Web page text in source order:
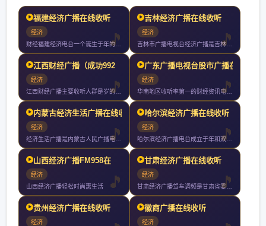
福建经济广播在线收听
经济
财经福建经济电台一个诞生于年的广播品牌拥有超过年的品牌积累他
吉林经济广播在线收听
经济
吉林市广播电视台经济广播是吉林市广播电视台旗下广播频率成立于
江西财经广播（成功992
经济
江西财经广播主要收听人群是岁的工商企业界人士有车一族他们是拥
广东广播电视台股市广播在
经济
华南地区收听率第一的财经资讯电台实时直击股票期货外汇黄金交易
内蒙古经济生活广播在线收
经济
经济生活广播是内蒙古人民广播电台系列频率之一播出频率为兆赫是
哈尔滨经济广播在线收听
经济
哈尔滨经济广播电台成立于年和双频发射有效覆盖人口达万以上以关
山西经济广播FM958在
经济
山西经济广播轻松时尚惠生活
甘肃经济广播在线收听
经济
甘肃经济广播驾车调频是甘肃省委省政府为实施党中央国务院西部大
贵州经济广播在线收听
经济
徽商广播在线收听
经济